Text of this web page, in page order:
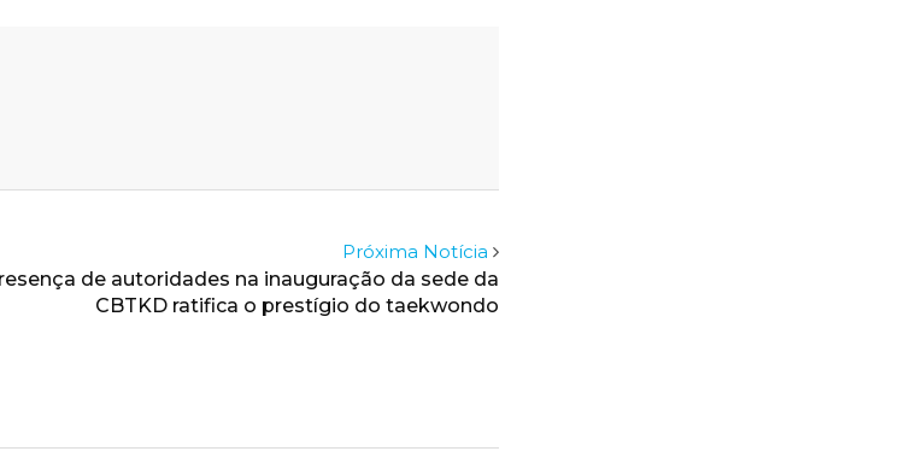
Próxima Notícia
de autoridades na inauguração da sede da
CBTKD ratifica o prestígio do taekwondo